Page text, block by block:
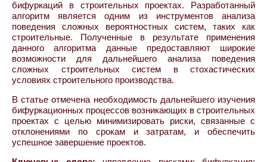
бифуркаций в строительных проектах. Разработанный
алгоритм является одним из инструментов анализа
поведения сложных вероятностных систем, таких как
строительные. Полученные в результате применения
данного алгоритма данные предоставляют широкие
возможности для дальнейшего анализа поведения
сложных строительных систем в стохастических
условиях строительного производства.
В статье отмечена необходимость дальнейшего изучения
бифуркационных процессов возникающих в строительных
проектах с целью минимизировать риски, связанные с
отклонениями по срокам и затратам, и обеспечить
успешное завершение проектов.